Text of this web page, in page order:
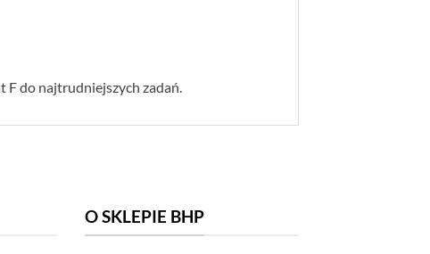
do najtrudniejszych zadań.
O SKLEPIE BHP